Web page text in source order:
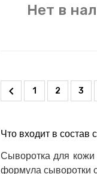
Нет в
1 2 3
Что входит в состав
Сыворотка для кожи
формула сыворотки